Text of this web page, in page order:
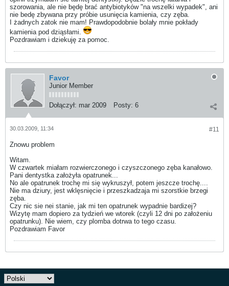
szorowania, ale nie będę brać antybiotyków "na wszelki wypadek", ani
nie bedę zbywana przy próbie usunięcia kamienia, czy zęba.
I żadnych zatok nie mam! Prawdopodobnie bolały mnie pokłady
kamienia pod dziąsłami.
Pozdrawiam i dziekuję za pomoc.
Favor
Junior Member
Dołączył: mar 2009 Posty: 6
#11
30.03.2009, 11:34
Znowu problem
Witam.
W czwartek miałam rozwierczonego i czyszczonego zęba kanałowo.
Pani dentystka założyła opatrunek...
No ale opatrunek trochę mi się wykruszył, potem jeszcze trochę....
Nie ma dziury, jest wklęsnięcie i przeszkadzaja mi szorstkie brzegi
zęba.
Czy nic sie nei stanie, jak mi ten opatrunek wypadnie bardizej?
Wizytę mam dopiero za tydzień we wtorek (czyli 12 dni po założeniu
opatrunku). Nie wiem, czy plomba dotrwa to tego czasu.
Pozdrawiam Favor